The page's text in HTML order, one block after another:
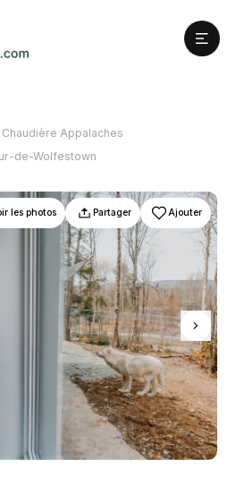
Chaudière Appalaches
de-Wolfestown
les photos Partager Ajouter